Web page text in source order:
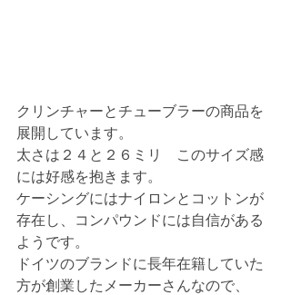
クリンチャーとチューブラーの商品を
展開しています。
太さは２４と２６ミリ　このサイズ感
には好感を抱きます。
ケーシングにはナイロンとコットンが
存在し、コンパウンドには自信がある
ようです。
ドイツのブランドに長年在籍していた
方が創業したメーカーさんなので、